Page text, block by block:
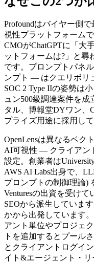
Profoundはバイヤー側
視性プラットフォーム
CMOがChatGPTに「大
ットフォームは?」と尋
です。プロンプトパネ
ンプト — はクエリボリ
SOC 2 Type IIの姿勢は
ュン500級調達案件を
タル、博報堂DYワン、
プライズ用途に採用して
OpenLensは異なるベク
AI可視性 — クライアン
設定。創業者はUniversity
AWS AI Labs出身で、
プロンプトの制御理論)
Venturesの出資を受け
SEOから派生していま
かから出発しています
アント単位やプロジェ
トを追加するとプール
とクライアントログイ
イト&エージェント・